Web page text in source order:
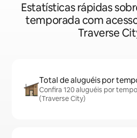
Estatísticas rápidas
temporada com
Traverse
Total de aluguéis por
Confira 120 aluguéis por
(Traverse City)